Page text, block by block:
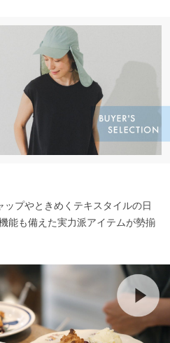
プやときめくテキスタイルの日
能も備えた実力派アイテムが勢揃